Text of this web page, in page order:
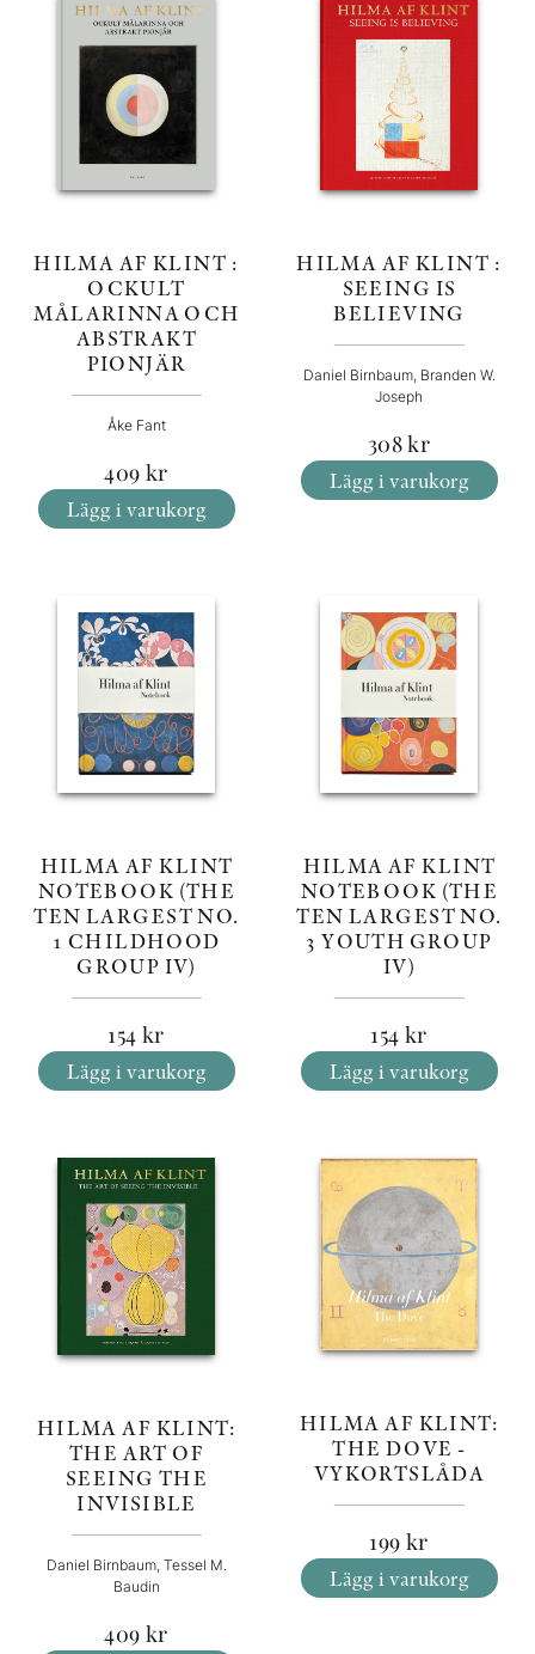
HILMA AF KLINT :
OCKULT
MÅLARINNA OCH
ABSTRAKT
PIONJÄR
Åke Fant
409 kr
Lägg i varukorg
HILMA AF KLINT :
SEEING IS
BELIEVING
Daniel Birnbaum, Branden W.
Joseph
308kr
Lägg i varukorg
HILMA AF KLINT
NOTEBOOK (THE
TEN LARGEST NO.
1 CHILDHOOD
GROUP IV)
154 kr
Lägg i varukorg
HILMA AF KLINT
NOTEBOOK (THE
TEN LARGEST NO.
3 YOUTH GROUP
IV)
154 kr
Lägg i varukorg
HILMA AF KLINT:
THE ART OF
SEEING THE
INVISIBLE
Daniel Birnbaum, Tessel M.
Baudin
409 kr
HILMA AF KLINT:
THE DOVE -
VYKORTSLÅDA
199 kr
Lägg i varukorg